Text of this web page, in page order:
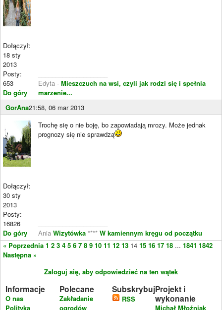
Dołączył:
18 sty
2013
Posty:
653
Do góry
Edyta - Mieszczuch na wsi, czyli jak rodzi się i spełnia
marzenie...
GorAna21:58, 06 mar 2013
Dołączył:
30 sty
2013
Posty:
16826
Do góry
Trochę się o nie boję, bo zapowiadają mrozy. Może jednak
prognozy się nie sprawdzą
Ania Wizytówka **** W kamiennym kręgu od początku
« Poprzednia 1 2 3 4 5 6 7 8 9 10 11 12 13 14 15 16 17 18 ... 1841 1842
Następna »
Zaloguj się, aby odpowiedzieć na ten wątek
Informacje
O nas
Polityka
Polecane
Zakładanie
ogrodów
Subskrybuj
RSS
Projekt i
wykonanie
Michał Młoźniak